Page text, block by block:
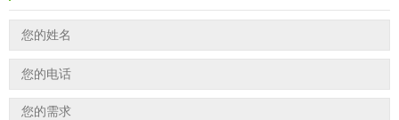
温变粉"烤"问：长期加... 2026-07-07
印花温变粉最适合用在什么行业上呢...
油性反光粉怎么印花效果最好？